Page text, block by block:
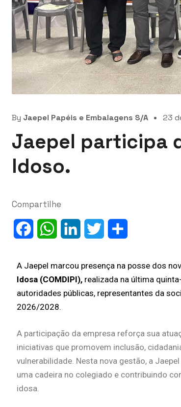
By Jaepel Papéis e Embalagens S/A 23
Jaepel participa
Idoso.
Compartilhe
FacebookWhatsAppLinkedIn Twitter
A Jaepel marcou presença na posse dos
Idosa (COMDIPI),realizada na última
autoridades públicas, representantes da
2026/2028.
A participação da empresa reforça sua
iniciativas que promovem inclusão,
vulnerabilidade. Nesta nova gestão, a
uma cadeira no colegiado e contribuindo
idosa.